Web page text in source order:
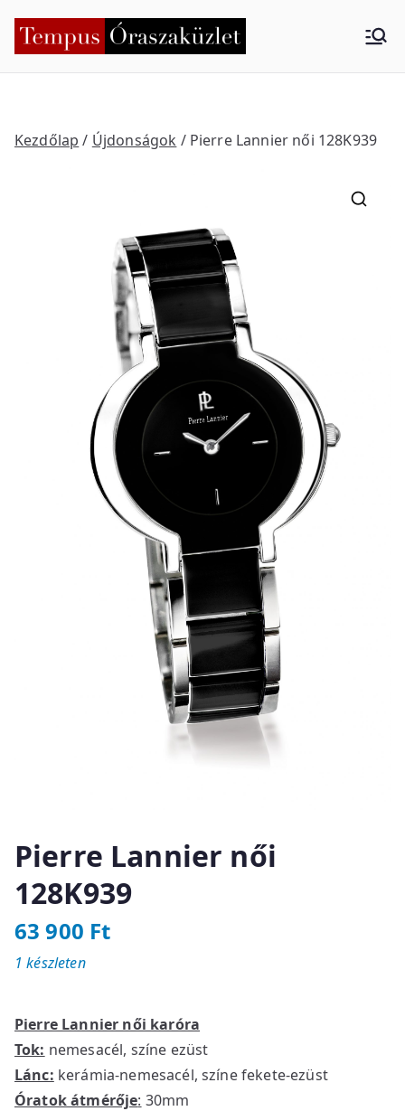
Tempus
küzlet
Kezdőlap / Újdonságok / Pierre Lannier női 128K939
Pierre Lannier női
128K939
63 900 Ft
Pierre Lannier női karóra
Tok: nemesacél, színe ezüst
Lánc: kerámia-nemesacél, színe fekete-ezüst
Óratok átmérője: 30mm
1 készleten